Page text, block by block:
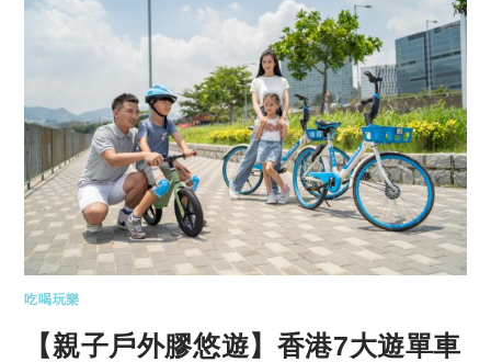
吃喝玩樂
【親子戶外膠悠遊】香港7大遊單車